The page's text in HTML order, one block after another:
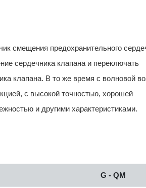
смещения предохранительного
сердечника клапана и переключать
клапана. В то же время с волновой
с высокой точностью, хорошей
и другими характеристиками.
G - QM